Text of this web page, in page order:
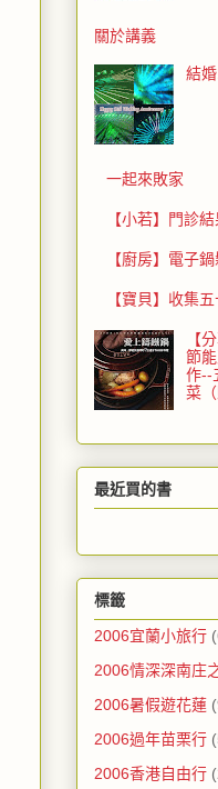
關於講義
結
一起來敗家
【小若】門診
【廚房】電子
【寶貝】收集
【
節
作--
菜（
最近買的書
標籤
2006宜蘭小旅行
2006情深深南庄
2006暑假遊花蓮
2006過年苗栗行
2006香港自由行